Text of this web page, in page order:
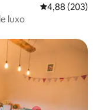
4,88 de uma
4,88 (203)
luxo